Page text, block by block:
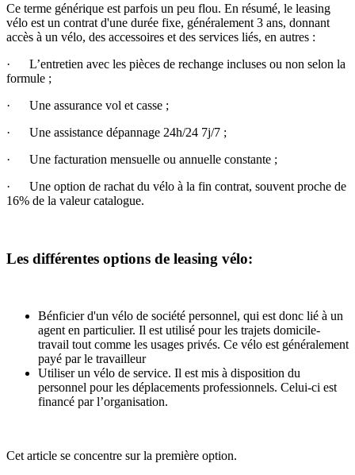
Ce terme générique est parfois un peu flou. En résumé, le leasing
vélo est un contrat d'une durée fixe, généralement 3 ans, donnant
accès à un vélo, des accessoires et des services liés, en autres :
· L’entretien avec les pièces de rechange incluses ou non selon la
formule ;
· Une assurance vol et casse ;
· Une assistance dépannage 24h/24 7j/7 ;
· Une facturation mensuelle ou annuelle constante ;
· Une option de rachat du vélo à la fin contrat, souvent proche de
16% de la valeur catalogue.
Les différentes options de leasing vélo:
Bénficier d'un vélo de société personnel, qui est donc lié à un
agent en particulier. Il est utilisé pour les trajets domicile-
travail tout comme les usages privés. Ce vélo est généralement
payé par le travailleur
Utiliser un vélo de service. Il est mis à disposition du
personnel pour les déplacements professionnels. Celui-ci est
financé par l’organisation.
Cet article se concentre sur la première option.